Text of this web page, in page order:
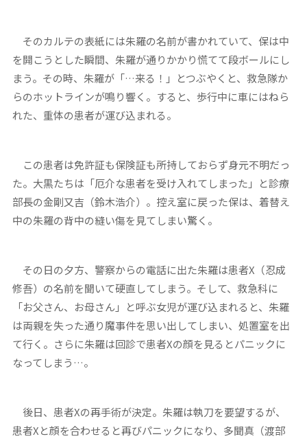
そのカルテの表紙には朱羅の名前が書かれていて、保は中
を開こうとした瞬間、朱羅が通りかかり慌てて段ボールにし
まう。その時、朱羅が「…来る！」とつぶやくと、救急隊か
らのホットラインが鳴り響く。すると、歩行中に車にはねら
れた、重体の患者が運び込まれる。
この患者は免許証も保険証も所持しておらず身元不明だっ
た。大黒たちは「厄介な患者を受け入れてしまった」と診療
部長の金剛又吉（鈴木浩介）。控え室に戻った保は、着替え
中の朱羅の背中の縫い傷を見てしまい驚く。
その日の夕方、警察からの電話に出た朱羅は患者X（忍成
修吾）の名前を聞いて硬直してしまう。そして、救急科に
「お父さん、お母さん」と呼ぶ女児が運び込まれると、朱羅
は両親を失った通り魔事件を思い出してしまい、処置室を出
て行く。さらに朱羅は回診で患者Xの顔を見るとパニックに
なってしまう…。
後日、患者Xの再手術が決定。朱羅は執刀を要望するが、
患者Xと顔を合わせると再びパニックになり、多聞真（渡部